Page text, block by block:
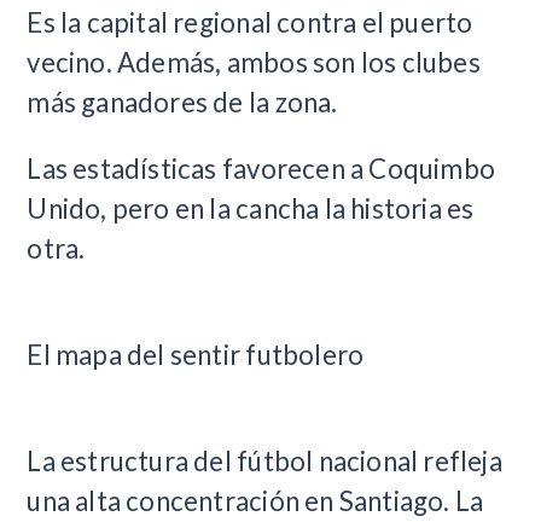
Es la capital regional contra el puerto
vecino. Además, ambos son los clubes
más ganadores de la zona.
Las estadísticas favorecen a Coquimbo
Unido, pero en la cancha la historia es
otra.
El mapa del sentir futbolero
La estructura del fútbol nacional refleja
una alta concentración en Santiago. La